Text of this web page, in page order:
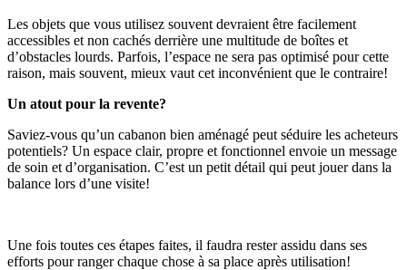
Les objets que vous utilisez souvent devraient être facilement
accessibles et non cachés derrière une multitude de boîtes et
d’obstacles lourds. Parfois, l’espace ne sera pas optimisé pour cette
raison, mais souvent, mieux vaut cet inconvénient que le contraire!
Un atout pour la revente?
Saviez-vous qu’un cabanon bien aménagé peut séduire les acheteurs
potentiels? Un espace clair, propre et fonctionnel envoie un message
de soin et d’organisation. C’est un petit détail qui peut jouer dans la
balance lors d’une visite!
Une fois toutes ces étapes faites, il faudra rester assidu dans ses
efforts pour ranger chaque chose à sa place après utilisation!